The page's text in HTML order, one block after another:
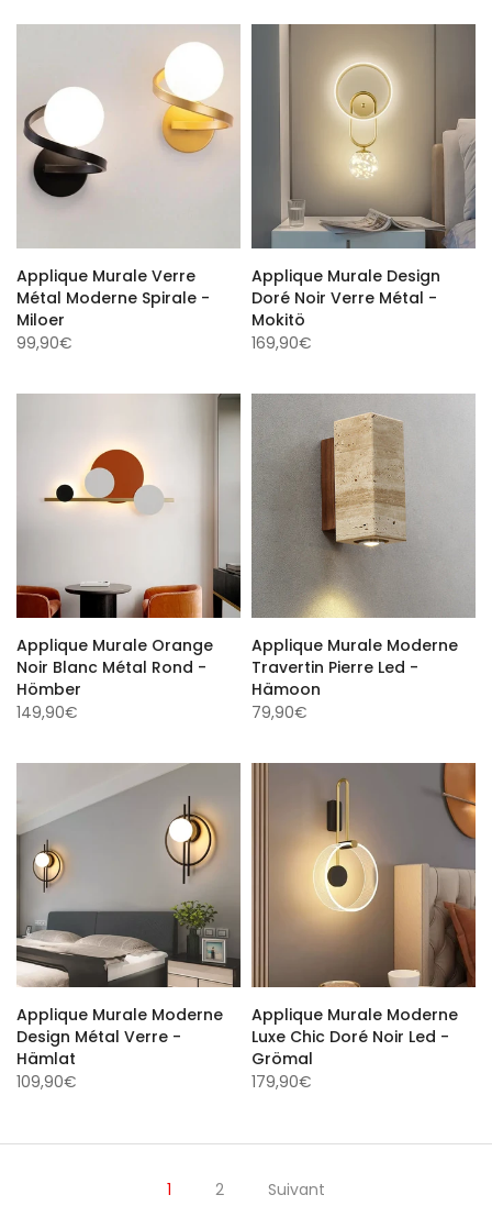
Applique Murale Verre
Métal Moderne Spirale -
Miloer
99,90€
Applique Murale Design
Doré Noir Verre Métal -
Mokitö
169,90€
Applique Murale Orange
Noir Blanc Métal Rond -
Hömber
149,90€
Applique Murale Moderne
Travertin Pierre Led -
Hämoon
79,90€
Applique Murale Moderne
Design Métal Verre -
Hämlat
109,90€
Applique Murale Moderne
Luxe Chic Doré Noir Led -
Grömal
179,90€
1 2 Suivant